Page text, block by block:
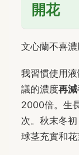
開花
文心蘭不喜濃
我習慣使用
議的濃度再
2000倍。生
次。秋末冬
球茎充實和花